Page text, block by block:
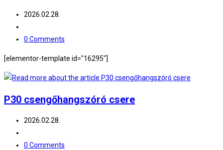
Post
2026.02.28.
category:
Post
0 Comments
[elementor-template id="16295"]
P30 csengőhangszóró csere
Post
2026.02.28.
category:
Post
0 Comments